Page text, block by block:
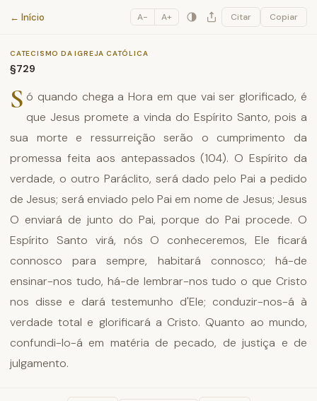
Catecismo da Igreja Católica
← Início A− A+ Citar Copiar
CATECISMO DA IGREJA CATÓLICA
§729
S ó quando chega a Hora em que vai ser glorificado, é
que Jesus promete a vinda do Espírito Santo, pois a
sua morte e ressurreição serão o cumprimento da
promessa feita aos antepassados (104). O Espírito da
verdade, o outro Paráclito, será dado pelo Pai a pedido
de Jesus; será enviado pelo Pai em nome de Jesus; Jesus
O enviará de junto do Pai, porque do Pai procede. O
Espírito Santo virá, nós O conheceremos, Ele ficará
connosco para sempre, habitará connosco; há-de
ensinar-nos tudo, há-de lembrar-nos tudo o que Cristo
nos disse e dará testemunho d'Ele; conduzir-nos-á à
verdade total e glorificará a Cristo. Quanto ao mundo,
confundi-lo-á em matéria de pecado, de justiça e de
julgamento.